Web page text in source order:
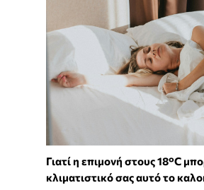
Γιατί η επιμονή στους 18°C
κλιματιστικό σας αυτό το